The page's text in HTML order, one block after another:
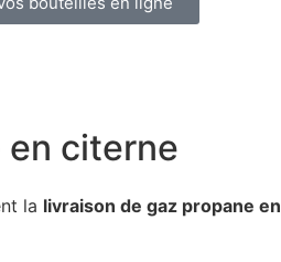
en citerne
la livraison de gaz propane en